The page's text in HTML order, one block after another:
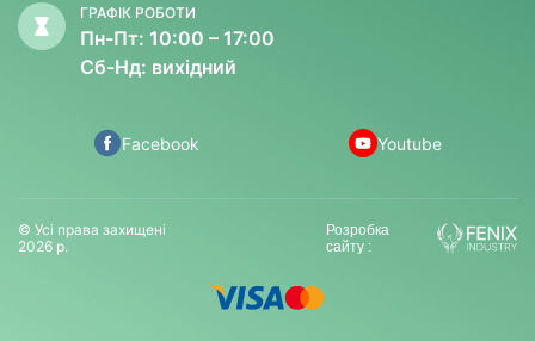
ГРАФІК РОБОТИ
Пн-Пт: 10:00 – 17:00
Сб-Нд: вихідний
Facebook Youtube
© Усі права захищені
2026 р.
Розробка
сайту :